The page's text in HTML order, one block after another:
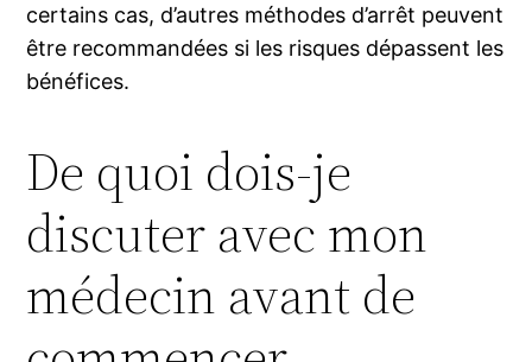
certains cas, d’autres méthodes d’arrêt peuvent
être recommandées si les risques dépassent les
bénéfices.
De quoi dois-je
discuter avec mon
médecin avant de